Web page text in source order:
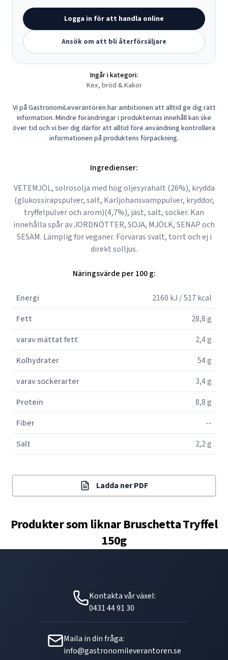
Logga in för att handla online
Ansök om att bli återförsäljare
Ingår i kategori:
Kex, bröd & Kakor
Vi på GastronomiLeverantören har ambitionen att alltid ge dig rätt
information. Mindre förändringar i produkternas innehåll kan ske
över tid och vi ber dig därför att alltid före användning kontrollera
informationen på produktens förpackning.
Ingredienser:
VETEMJÖL, solrosolja med hög oljesyrahalt (26%), krydda
(glukossirapspulver, salt, Karljohansvamppulver, kryddor,
tryffelpulver och arom)(4,7%), jäst, salt, socker. Kan
innehålla spår av JORDNÖTTER, SOJA, MJÖLK, SENAP och
SESAM. Lämplig för veganer. Förvaras svalt, torrt och ej i
direkt solljus.
Näringsvärde per 100 g:
Energi
2160 kJ / 517 kcal
Fett
28,8 g
varav mättat fett
2,4 g
Kolhydrater
54 g
varav sockerarter
3,4 g
Protein
8,8 g
Fiber
--
Salt
2,2 g
Ladda ner PDF
Produkter som liknarBruschetta Tryffel
150g
Kontakta vår växel:
0431 44 91 30
Maila in din fråga:
info@gastronomileverantoren.se